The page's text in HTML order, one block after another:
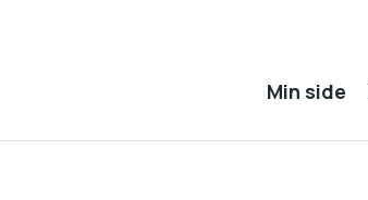
Min side